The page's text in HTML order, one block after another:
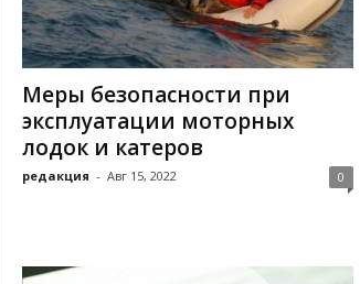
Меры безопасности при
эксплуатации моторных
лодок и катеров
редакция - Авг 15, 2022 0